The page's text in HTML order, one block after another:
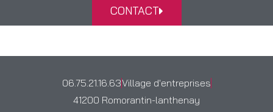
CONTACT
06.75.21.16.63Village d'entreprises
41200 Romorantin-lanthenay